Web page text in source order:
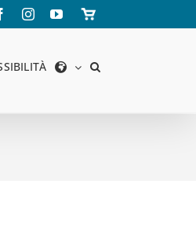
FacebookInstagramYouTube
Store
online